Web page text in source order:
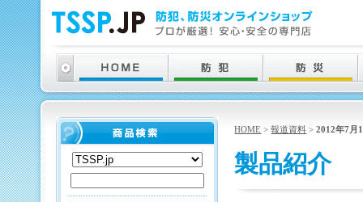
HOME >報道資料 >2012年7月
製品紹介